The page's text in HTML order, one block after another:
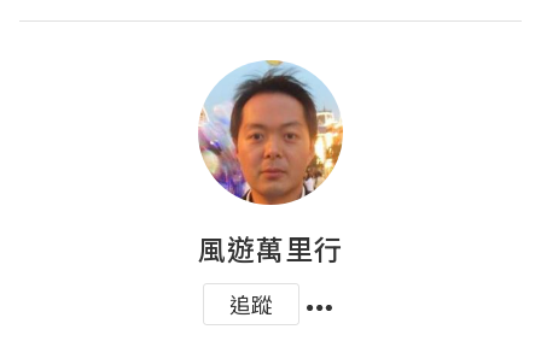
風遊萬里行
追蹤